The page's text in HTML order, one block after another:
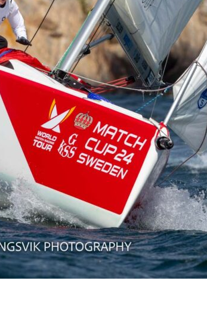
13
Fév
Class40,Classe Ultim 32/23, Course au Large ,
4 classes, 4 parcours, 4 duos
Source
Transat Café l'Or
13 février 2025